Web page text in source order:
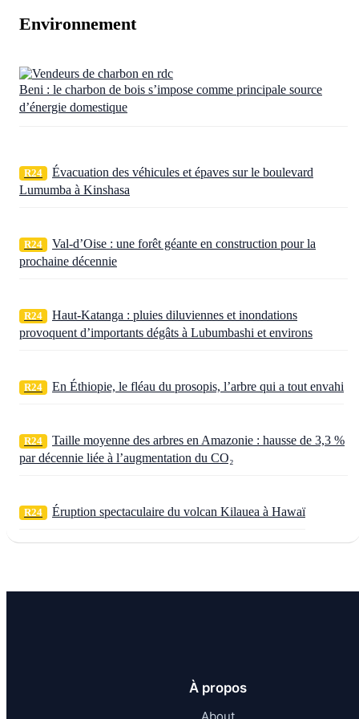
Environnement
Beni : le charbon de bois s’impose comme principale source
d’énergie domestique
R24
Évacuation des véhicules et épaves sur le boulevard
Lumumba à Kinshasa
R24
Val-d’Oise : une forêt géante en construction pour la
prochaine décennie
R24
Haut-Katanga : pluies diluviennes et inondations
provoquent d’importants dégâts à Lubumbashi et environs
R24 En Éthiopie, le fléau du prosopis, l’arbre qui a tout envahi
R24
Taille moyenne des arbres en Amazonie : hausse de 3,3 %
par décennie liée à l’augmentation du CO₂
R24 Éruption spectaculaire du volcan Kilauea à Hawaï
À propos
About